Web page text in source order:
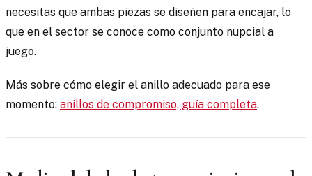
necesitas que ambas piezas se diseñen para encajar, lo
que en el sector se conoce como conjunto nupcial a
juego.
Más sobre cómo elegir el anillo adecuado para ese
momento: anillos de compromiso, guía completa.